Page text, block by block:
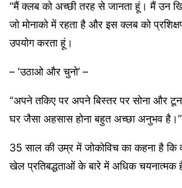
“मैं क्लब को अच्छी तरह से जानता हूं। मैं उन
जो मोनाको में रहता है और इस क्लब को
उपयोग करता हूं।
– ‘उठाओ और चुनो’ –
“अपने तकिए पर अपने बिस्तर पर सोना और
घर जैसा अहसास होना बहुत अच्छा अनुभव है।”
35 साल की उम्र में जोकोविच का कहना है कि
खेल प्रतिबद्धताओं के बारे में अधिक चयनात्मक